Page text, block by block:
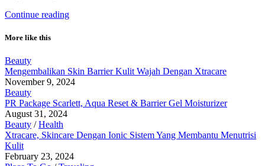
Continue reading
More like this
Beauty
Mengembalikan Skin Barrier Kulit Wajah Dengan Xtracare
November 9, 2024
Beauty
PR Package Scarlett, Aqua Reset & Barrier Gel Moisturizer
August 31, 2024
Beauty /Health
Xtracare, Skincare Dengan Ionic Sistem Yang Membantu Menutrisi
Kulit
February 23, 2024